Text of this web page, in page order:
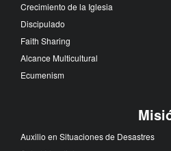
Crecimiento de la Iglesia
Discipulado
Faith Sharing
Alcance Multicultural
Ecumenism
Auxilio en Situaciones de Desastres